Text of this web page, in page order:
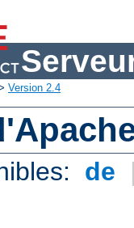
Version 2.4
de